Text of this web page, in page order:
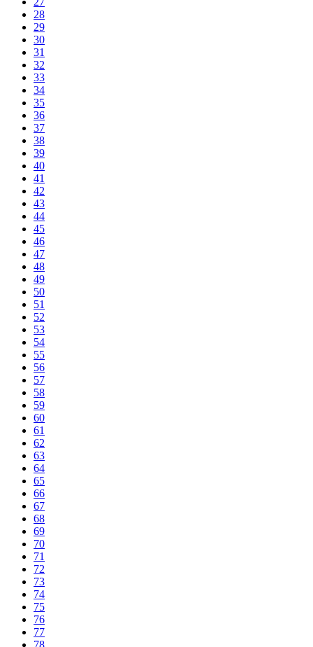
28
29
30
31
32
33
34
35
36
37
38
39
40
41
42
43
44
45
46
47
48
49
50
51
52
53
54
55
56
57
58
59
60
61
62
63
64
65
66
67
68
69
70
71
72
73
74
75
76
77
78